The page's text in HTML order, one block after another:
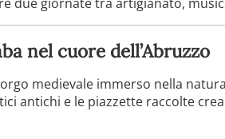
nel cuore dell’Abruzzo
medievale immerso nella
antichi e le piazzette raccolte